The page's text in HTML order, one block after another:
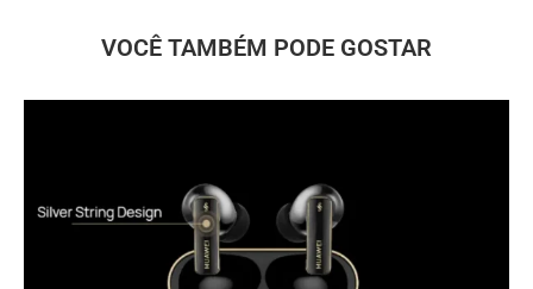
VOCÊ TAMBÉM PODE GOSTAR